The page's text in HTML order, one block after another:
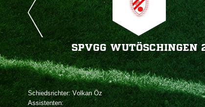
SPVGG WUTÖSCHINGEN
Schiedsrichter: 
Assistenten: